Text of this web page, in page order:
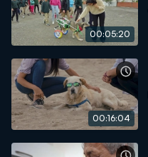
00:05:20
00:16:04